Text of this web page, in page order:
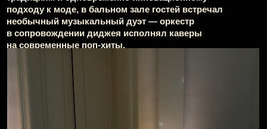
Умение искренне и красиво наслаждаться
жизнью — важная часть философии
бренда.